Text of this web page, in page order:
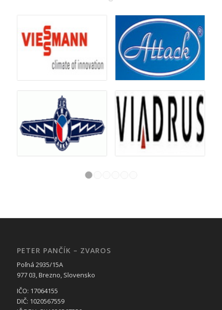
PETER PANČÍK – ZVAROS
Poľná 2935/15A
977 03, Brezno, Slovensko
IČO: 17064155
DIČ: 1020567559